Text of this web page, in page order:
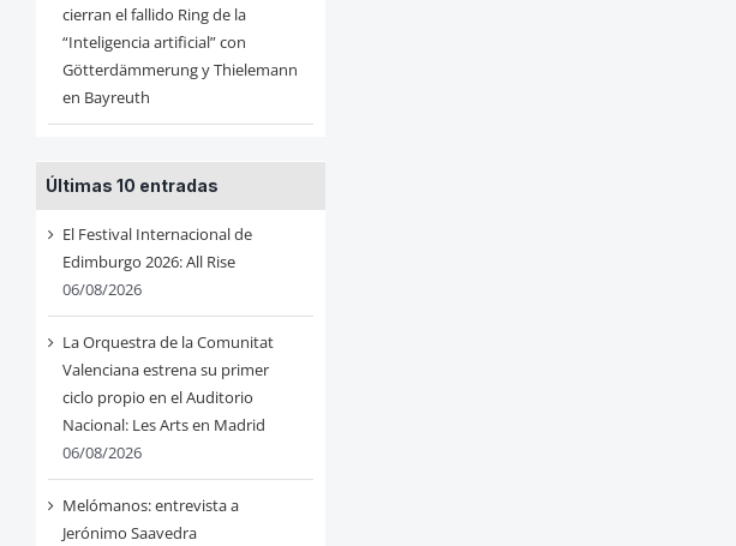
cierran el fallido Ring de la
“Inteligencia artificial” con
Götterdämmerung y Thielemann
en Bayreuth
Últimas 10 entradas
El Festival Internacional de
Edimburgo 2026: All Rise
06/08/2026
La Orquestra de la Comunitat
Valenciana estrena su primer
ciclo propio en el Auditorio
Nacional: Les Arts en Madrid
06/08/2026
Melómanos: entrevista a
Jerónimo Saavedra